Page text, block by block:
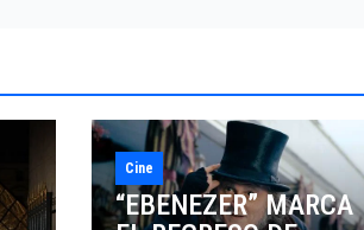
Cine
“EBENEZER” MARCA